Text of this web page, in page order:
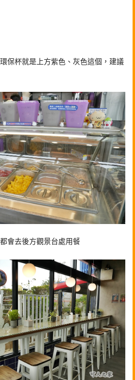
保杯就是上方紫色、灰色這個，建議
會去後方觀景台處用餐